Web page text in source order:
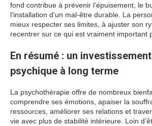
fond contribue à prévenir l’épuisement, le
l’installation d’un mal-être durable. La
mieux respecter ses limites, à ajuster son
recentrer sur ce qui est vraiment important
En résumé : un
psychique à long terme
La psychothérapie offre de nombreux
comprendre ses émotions, apaiser la
ressources, améliorer ses relations et
vie avec plus de stabilité intérieure. Loin